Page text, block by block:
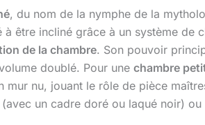
, du nom de la nymphe de la
à être incliné grâce à un système de
de la chambre. Son pouvoir
doublé. Pour une chambre
mur nu, jouant le rôle de pièce
(avec un cadre doré ou laqué noir) ou